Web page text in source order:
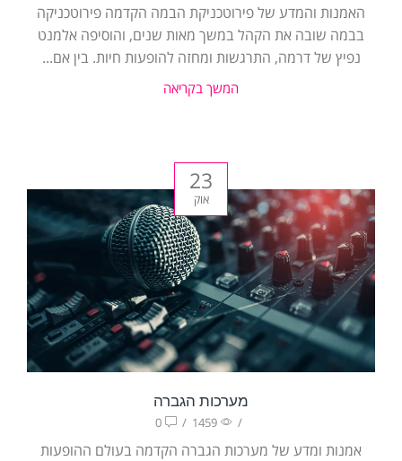
האמנות והמדע של פירוטכניקת הבמה הקדמה פירוטכניקה
בבמה שובה את הקהל במשך מאות שנים, והוסיפה אלמנט
נפיץ של דרמה, התרגשות ומחזה להופעות חיות. בין אם...
המשך בקריאה
23
אוק
מערכות הגברה
/
1459
/
0
אמנות ומדע של מערכות הגברה הקדמה בעולם ההופעות